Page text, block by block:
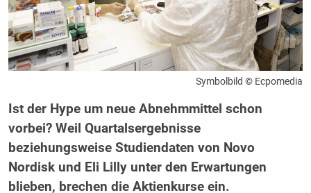
Symbolbild © Ecpomedia
Ist der Hype um neue Abnehmmittel schon
vorbei? Weil Quartalsergebnisse
beziehungsweise Studiendaten von Novo
Nordisk und Eli Lilly unter den Erwartungen
blieben, brechen die Aktienkurse ein.